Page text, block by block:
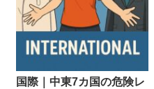
国際｜中東7カ国の危険レ